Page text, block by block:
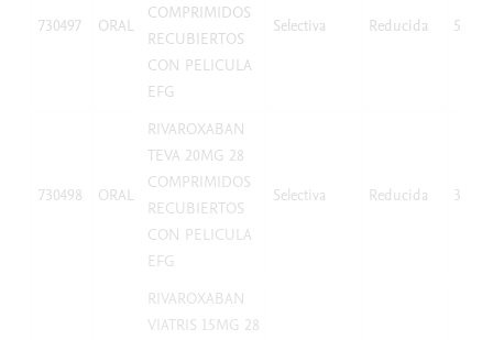
730497 ORAL
COMPRIMIDOS
RECUBIERTOS
CON PELICULA
EFG
Selectiva Reducida 52,59
730498 ORAL
RIVAROXABAN
TEVA 20MG 28
COMPRIMIDOS
RECUBIERTOS
CON PELICULA
EFG
Selectiva Reducida 38,25
RIVAROXABAN
VIATRIS 15MG 28